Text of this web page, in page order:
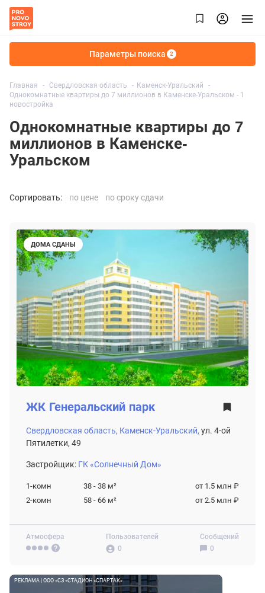
Параметры поиска 2
Главная Свердловская область
Каменск-Уральский
Однокомнатные квартиры до 7 миллионов в Каменске-Уральском - 1
новостройка
Однокомнатные квартиры до 7
миллионов в Каменске-
Уральском
Сортировать: по цене по сроку сдачи
ДОМА СДАНЫ
Атмосфера
Пользователей
0
Сообщений
0
ЖК Генеральский парк
Свердловская область, Каменск-Уральский, ул. 4-ой
Пятилетки, 49
Застройщик: ГК «Солнечный Дом»
1-комн 38 - 38 м²
от 1.5 млн ₽
2-комн
58 - 66 м² от 2.5 млн ₽
РЕКЛАМА | ООО «СЗ «СТАДИОН «СПАРТАК»